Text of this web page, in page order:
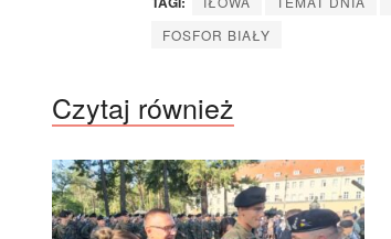
FOSFOR BIAŁY
Czytaj również